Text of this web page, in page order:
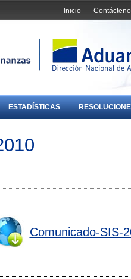
Inicio
ESTADÍSTICAS
Comunicado-SIS-